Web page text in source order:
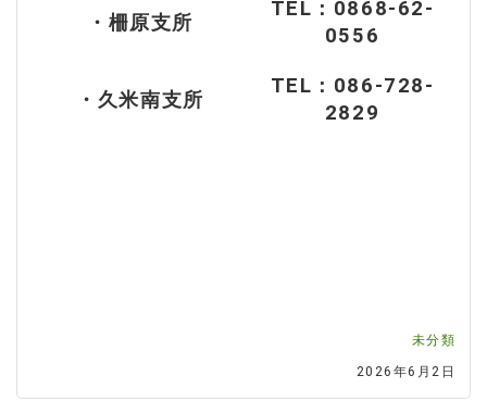
・柵原支所
TEL：0868-62-
0556
・久米南支所
TEL：086-728-
2829
未分類
2026年6月2日